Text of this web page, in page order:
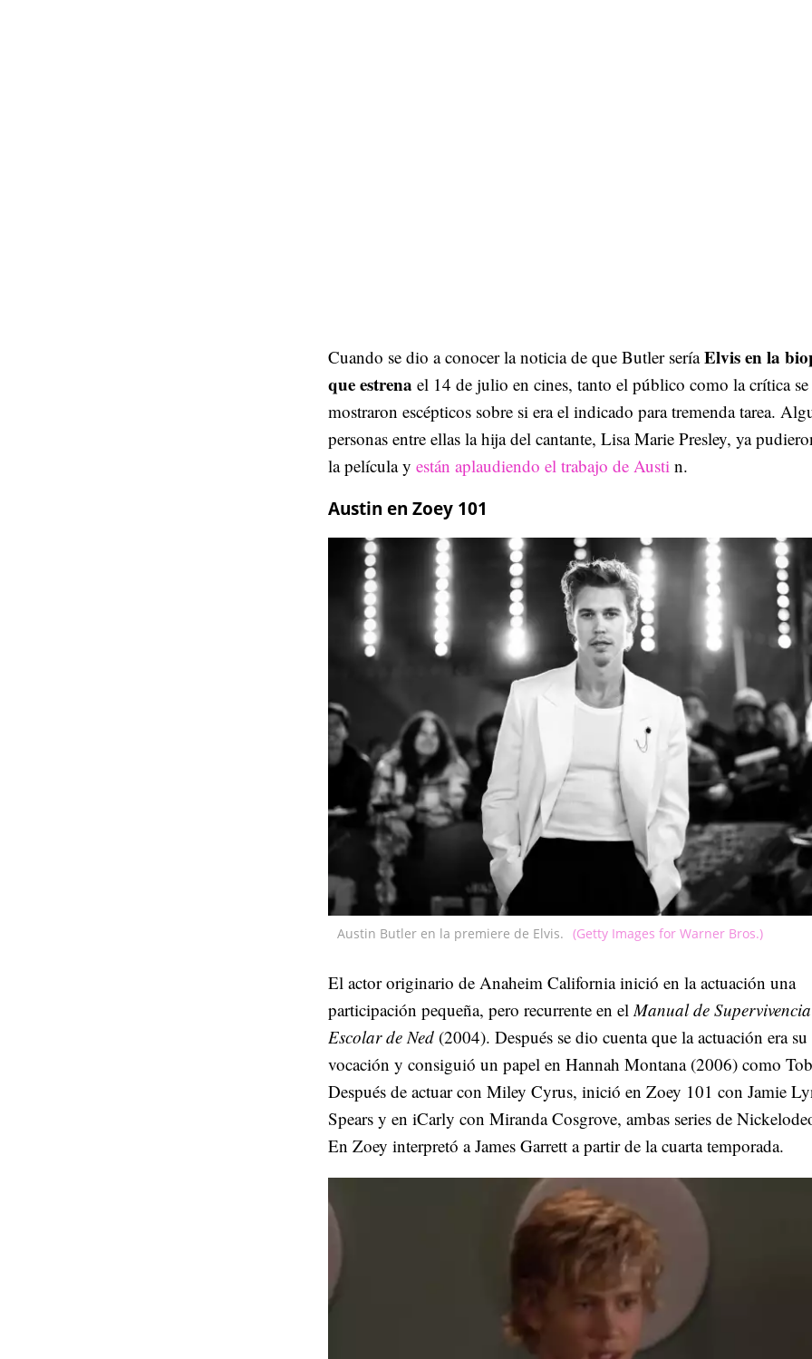
Cuando se dio a conocer la noticia de que Butler seríaElvis en la
que estrena el 14 de julio en cines, tanto el público como la crítica se
mostraron escépticos sobre si era el indicado para tremenda tarea.
personas entre ellas la hija del cantante, Lisa Marie Presley, ya
la película y están aplaudiendo el trabajo de Austi n.
Austin en Zoey 101
Austin Butler en la premiere de Elvis. (Getty Images for Warner Bros.)
El actor originario de Anaheim California inició en la actuación una
participación pequeña, pero recurrente en elManual de Supervivencia
Escolar de Ned (2004). Después se dio cuenta que la actuación era su
vocación y consiguió un papel en Hannah Montana (2006) como
Después de actuar con Miley Cyrus, inició en Zoey 101 con Jamie
Spears y en iCarly con Miranda Cosgrove, ambas series de
En Zoey interpretó a James Garrett a partir de la cuarta temporada.